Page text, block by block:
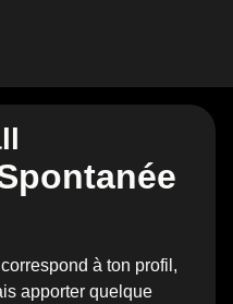
à ton profil,
apporter quelque